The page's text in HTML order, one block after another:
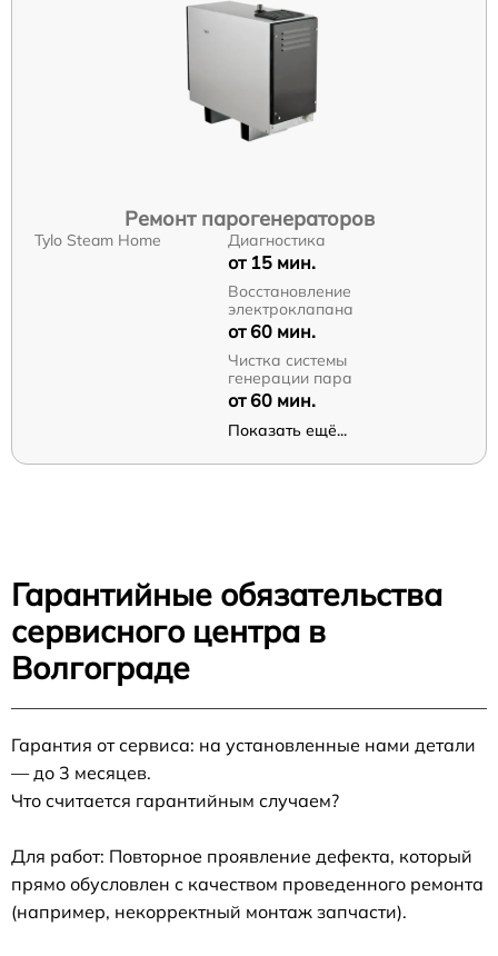
Ремонт парогенераторов
Tylo Steam Home Диагностика
от 15 мин.
Восстановление
электроклапана
от 60 мин.
Чистка системы
генерации пара
от 60 мин.
Показать ещё...
Гарантийные обязательства
сервисного центра в
Волгограде
Гарантия от сервиса: на установленные нами детали
— до 3 месяцев.
Что считается гарантийным случаем?
Для работ: Повторное проявление дефекта, который
прямо обусловлен с качеством проведенного ремонта
(например, некорректный монтаж запчасти).